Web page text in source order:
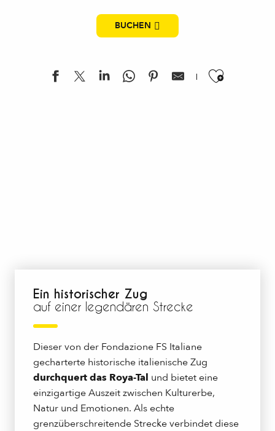
BUCHEN
Ein historischer Zug
auf einer legendären Strecke
Dieser von der Fondazione FS Italiane
gecharterte historische italienische Zug
durchquert das Roya-Tal und bietet eine
einzigartige Auszeit zwischen Kulturerbe,
Natur und Emotionen. Als echte
grenzüberschreitende Strecke verbindet diese